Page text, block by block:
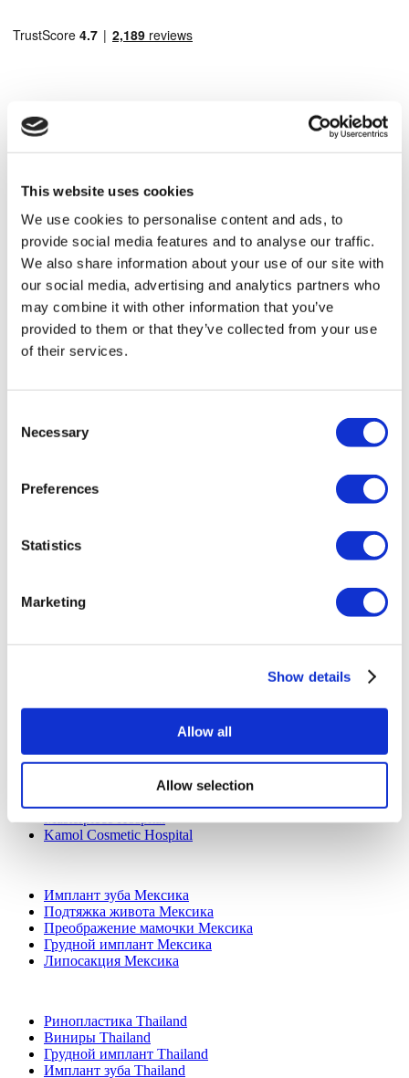
This website uses cookies
We use cookies to personalise content and ads, to
provide social media features and to analyse our traffic.
We also share information about your use of our site with
our social media, advertising and analytics partners who
may combine it with other information that you’ve
provided to them or that they’ve collected from your use
of their services.
Selection
Necessary
Preferences
Statistics
Marketing
Show details
Allow all
Allow selection
Популярные направления
Турция Клиники
Mexico Клиники
Poland Клиники
Thailand Клиники
Hungary Клиники
Colombia Клиники
Популярные виды лечения в Турция
Рукавная Гастропластика Турция
Имплант зуба Турция
Бариатрическая хирургия Турция
Бразильская подтяжка ягодиц Турция
Голливудская улыбка Турция
All-on-6 Турция
Имплантация all on 4 Турция
Dr. Vivo Hair Clinic
YeahSmile
Kamol Cosmetic Hospital
Имплант зуба Мексика
Подтяжка живота Мексика
Преображение мамочки Мексика
Грудной имплант Мексика
Липосакция Мексика
Ринопластика Thailand
Виниры Thailand
Грудной имплант Thailand
Имплант зуба Thailand